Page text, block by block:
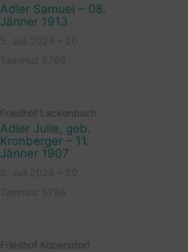
Adler Samuel – 08.
Jänner 1913
Friedhof Lackenbach
Adler Julie, geb.
Kronberger – 11.
Jänner 1907
Friedhof Kobersdorf